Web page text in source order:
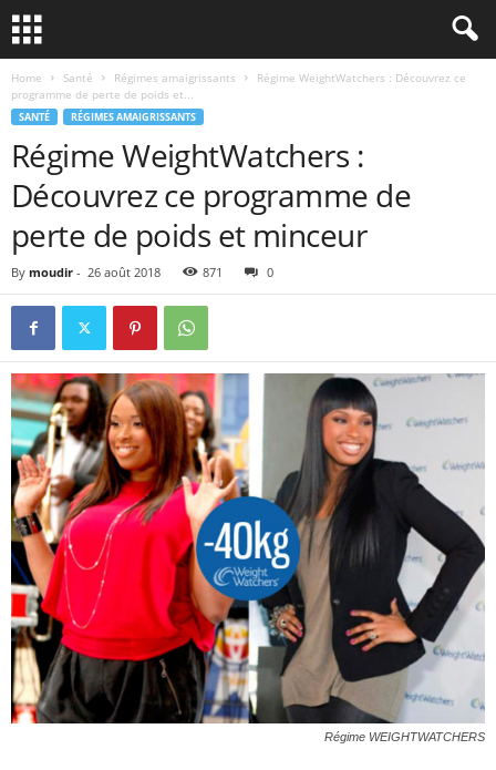
Home Santé Régimes amaigrissants
Régime WeightWatchers : Découvrez ce
programme de perte de poids et...
SANTÉ RÉGIMES AMAIGRISSANTS
Régime WeightWatchers :
Découvrez ce programme de
perte de poids et minceur
By moudir - 26 août 2018 871 0
Régime WEIGHTWATCHERS